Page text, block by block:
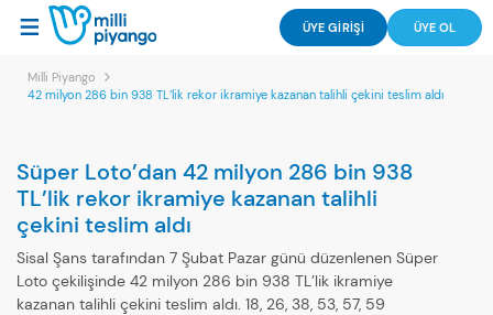
ÜYE GİRİŞİ ÜYE OL
Milli Piyango
42 milyon 286 bin 938 TL’lik rekor ikramiye kazanan talihli çekini teslim aldı
Süper Loto’dan 42 milyon 286 bin 938
TL’lik rekor ikramiye kazanan talihli
çekini teslim aldı
Sisal Şans tarafından 7 Şubat Pazar günü düzenlenen Süper
Loto çekilişinde 42 milyon 286 bin 938 TL’lik ikramiye
kazanan talihli çekini teslim aldı. 18, 26, 38, 53, 57, 59